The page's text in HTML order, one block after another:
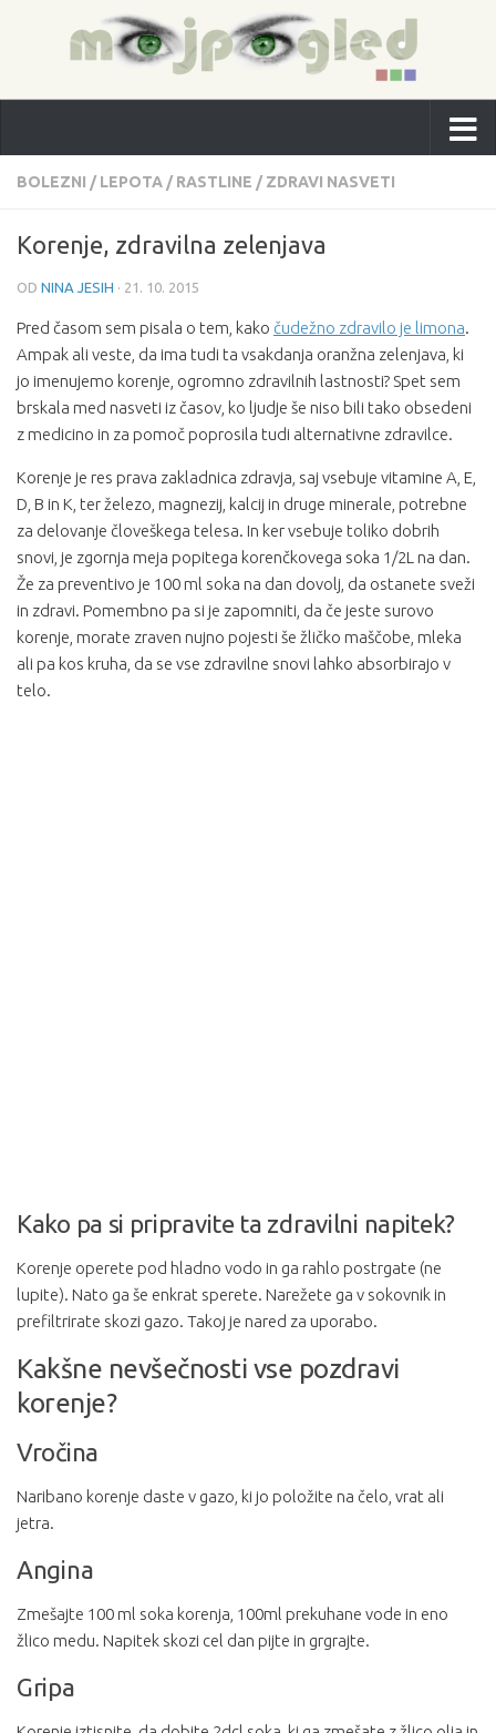
BOLEZNI / LEPOTA / RASTLINE / ZDRAVI NASVETI
Korenje, zdravilna zelenjava
OD NINA JESIH · 21. 10. 2015
Pred časom sem pisala o tem, kako čudežno zdravilo je limona.
Ampak ali veste, da ima tudi ta vsakdanja oranžna zelenjava, ki
jo imenujemo korenje, ogromno zdravilnih lastnosti? Spet sem
brskala med nasveti iz časov, ko ljudje še niso bili tako obsedeni
z medicino in za pomoč poprosila tudi alternativne zdravilce.
Korenje je res prava zakladnica zdravja, saj vsebuje vitamine A, E,
D, B in K, ter železo, magnezij, kalcij in druge minerale, potrebne
za delovanje človeškega telesa. In ker vsebuje toliko dobrih
snovi, je zgornja meja popitega korenčkovega soka 1/2L na dan.
Že za preventivo je 100 ml soka na dan dovolj, da ostanete sveži
in zdravi. Pomembno pa si je zapomniti, da če jeste surovo
korenje, morate zraven nujno pojesti še žličko maščobe, mleka
ali pa kos kruha, da se vse zdravilne snovi lahko absorbirajo v
telo.
Kako pa si pripravite ta zdravilni napitek?
Korenje operete pod hladno vodo in ga rahlo postrgate (ne
lupite). Nato ga še enkrat sperete. Narežete ga v sokovnik in
prefiltrirate skozi gazo. Takoj je nared za uporabo.
Kakšne nevšečnosti vse pozdravi
korenje?
Vročina
Naribano korenje daste v gazo, ki jo položite na čelo, vrat ali
jetra.
Angina
Zmešajte 100 ml soka korenja, 100ml prekuhane vode in eno
žlico medu. Napitek skozi cel dan pijte in grgrajte.
Gripa